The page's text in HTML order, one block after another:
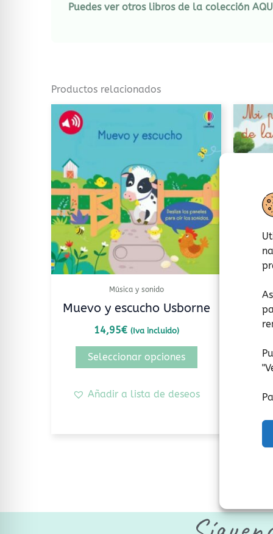
"
Puedes ver otros libros de la colección
Productos relacionados
Música y sonido
Muevo y escucho Usborne
14,95€ (Iva incluido)
Seleccionar opciones
Este
producto
múltiples
variantes.
Las
opciones
se
pueden
elegir
Añadir a lista de deseos
Mi